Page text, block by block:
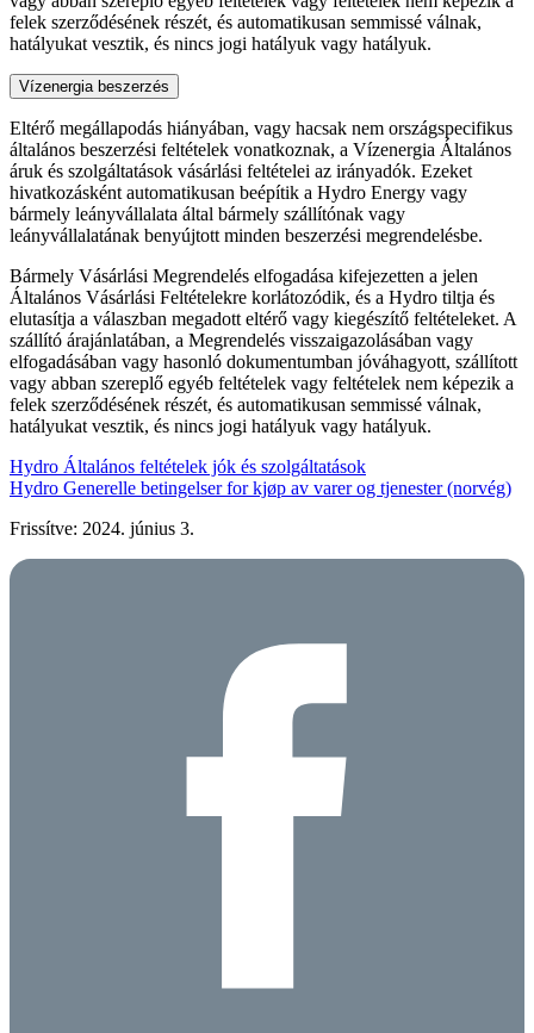
felek szerződésének részét, és automatikusan semmissé válnak,
hatályukat vesztik, és nincs jogi hatályuk vagy hatályuk.
Vízenergia beszerzés
Eltérő megállapodás hiányában, vagy hacsak nem országspecifikus
általános beszerzési feltételek vonatkoznak, a Vízenergia Általános
áruk és szolgáltatások vásárlási feltételei az irányadók. Ezeket
hivatkozásként automatikusan beépítik a Hydro Energy vagy
bármely leányvállalata által bármely szállítónak vagy
leányvállalatának benyújtott minden beszerzési megrendelésbe.
Bármely Vásárlási Megrendelés elfogadása kifejezetten a jelen
Általános Vásárlási Feltételekre korlátozódik, és a Hydro tiltja és
elutasítja a válaszban megadott eltérő vagy kiegészítő feltételeket. A
szállító árajánlatában, a Megrendelés visszaigazolásában vagy
elfogadásában vagy hasonló dokumentumban jóváhagyott, szállított
vagy abban szereplő egyéb feltételek vagy feltételek nem képezik a
felek szerződésének részét, és automatikusan semmissé válnak,
hatályukat vesztik, és nincs jogi hatályuk vagy hatályuk.
Hydro Általános feltételek jók és szolgáltatások
Hydro Generelle betingelser for kjøp av varer og tjenester (norvég)
Frissítve: 2024. június 3.